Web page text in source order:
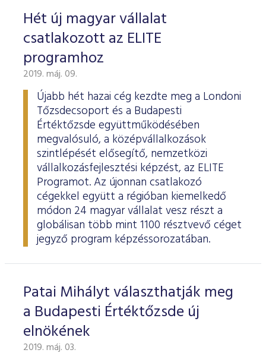
Hét új magyar vállalat
csatlakozott az ELITE
programhoz
2019. máj. 09.
Újabb hét hazai cég kezdte meg a Londoni
Tőzsdecsoport és a Budapesti
Értéktőzsde együttműködésében
megvalósuló, a középvállalkozások
szintlépését elősegítő, nemzetközi
vállalkozásfejlesztési képzést, az ELITE
Programot. Az újonnan csatlakozó
cégekkel együtt a régióban kiemelkedő
módon 24 magyar vállalat vesz részt a
globálisan több mint 1100 résztvevő céget
jegyző program képzéssorozatában.
Patai Mihályt választhatják meg
a Budapesti Értéktőzsde új
elnökének
2019. máj. 03.